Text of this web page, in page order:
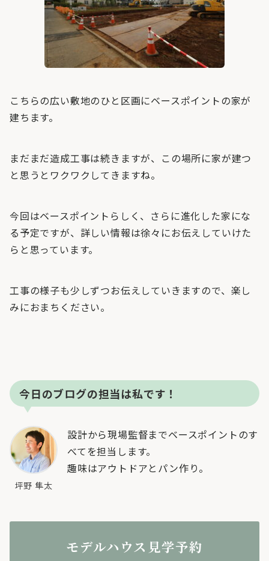
こちらの広い敷地のひと区画にベースポイントの家が
建ちます。
まだまだ造成工事は続きますが、この場所に家が建つ
と思うとワクワクしてきますね。
今回はベースポイントらしく、さらに進化した家にな
る予定ですが、詳しい情報は徐々にお伝えしていけた
らと思っています。
工事の様子も少しずつお伝えしていきますので、楽し
みにおまちください。
今日のブログの担当は私です！
坪野 隼太
設計から現場監督までベースポイントのす
べてを担当します。
趣味はアウトドアとパン作り。
モデルハウス見学予約